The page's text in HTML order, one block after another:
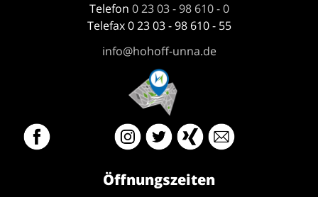
Telefon 0 23 03 - 98 610 - 0
Telefax 0 23 03 - 98 610 - 55
info@hohoff-unna.de
Öffnungszeiten